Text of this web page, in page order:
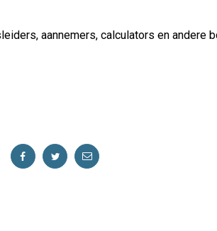
aannemers, calculators en andere